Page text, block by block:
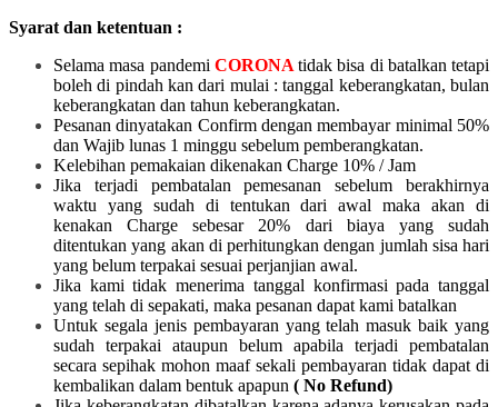
Syarat dan ketentuan :
Selama masa pandemi CORONA tidak bisa di batalkan tetapi
boleh di pindah kan dari mulai :tanggal keberangkatan, bulan
keberangkatan dan tahun keberangkatan.
Pesanan dinyatakan Confirm dengan membayar minimal 50%
dan Wajib lunas 1 minggu sebelum pemberangkatan.
Kelebihan pemakaian dikenakan Charge 10% / Jam
Jika terjadi pembatalan pemesanan sebelum berakhirnya
waktu yang sudah di tentukan dari awal maka akan di
kenakan Charge sebesar 20% dari biaya yang sudah
ditentukan yang akan di perhitungkan dengan jumlah sisa hari
yang belum terpakai sesuai perjanjian awal.
Jika kami tidak menerima tanggal konfirmasi pada tanggal
yang telah di sepakati, maka pesanan dapat kami batalkan
Untuk segala jenis pembayaran yang telah masuk baik yang
sudah terpakai ataupun belum apabila terjadi pembatalan
secara sepihak mohon maaf sekali pembayaran tidak dapat di
kembalikan dalam bentuk apapun ( No Refund)